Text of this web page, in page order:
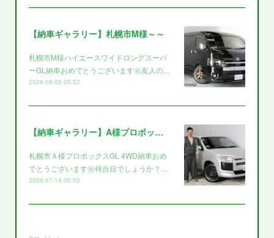
【納車ギャラリー】札幌市M様～～
札幌市M様ハイエースワイドロングスーパ
ーGL納車おめでとうございます㊗️友人の…
2026.08.02 05:52
【納車ギャラリー】A様プロボックス～～
札幌市Ａ様プロボックスGL 4WD納車おめ
でとうございます㊗️何台目でしょうか？…
2026.07.14 05:03